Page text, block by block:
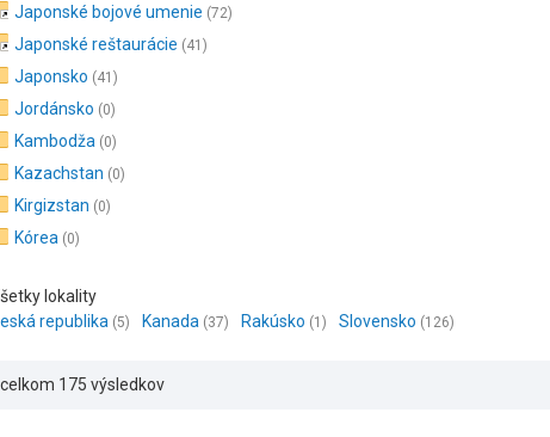
Japonské bojové umenie (72)
Japonské reštaurácie (41)
Japonsko (41)
Jordánsko (0)
Kambodža (0)
Kazachstan (0)
Kirgizstan (0)
Kórea (0)
lokality
republika (5) Kanada (37) Rakúsko (1) Slovensko (126)
175 výsledkov